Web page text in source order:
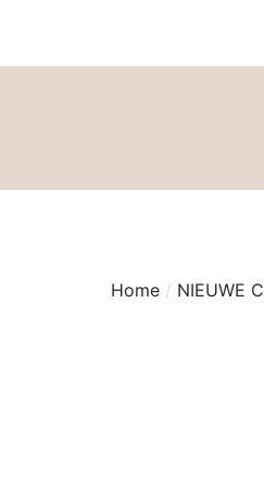
Home / NIEUWE